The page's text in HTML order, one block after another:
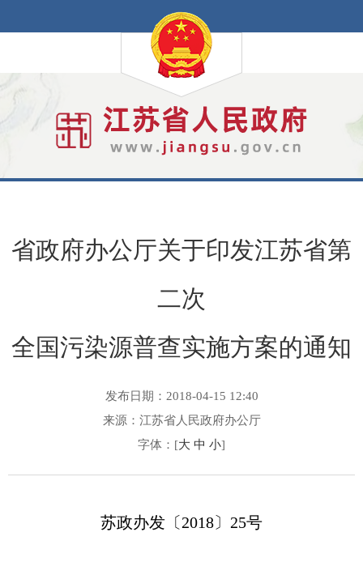
省政府办公厅关于印发江苏省第
二次
全国污染源普查实施方案的通知
发布日期：2018-04-15 12:40
来源：江苏省人民政府办公厅
字体：[大 中 小]
苏政办发〔2018〕25号